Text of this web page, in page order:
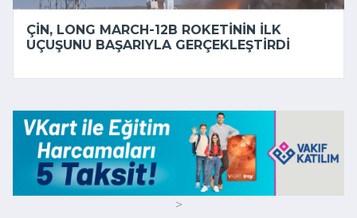
ÇIN, LONG MARCH-12B ROKETININ ILK
UÇUŞUNU BAŞARIYLA GERÇEKLEŞTIRDI
>